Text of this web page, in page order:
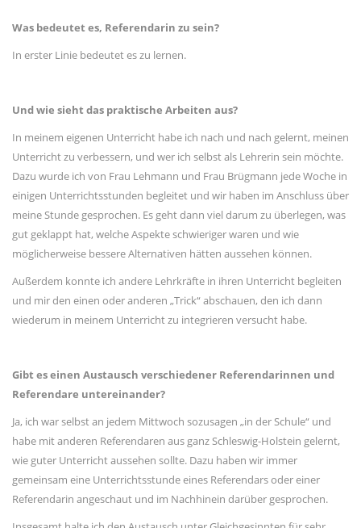
Was bedeutet es, Referendarin zu sein?
In erster Linie bedeutet es zu lernen.
Und wie sieht das praktische Arbeiten aus?
In meinem eigenen Unterricht habe ich nach und nach gelernt, meinen
Unterricht zu verbessern, und wer ich selbst als Lehrerin sein möchte.
Dazu wurde ich von Frau Lehmann und Frau Brügmann jede Woche in
einigen Unterrichtsstunden begleitet und wir haben im Anschluss über
meine Stunde gesprochen. Es geht dann viel darum zu überlegen, was
gut geklappt hat, welche Aspekte schwieriger waren und wie
möglicherweise bessere Alternativen hätten aussehen können.
Außerdem konnte ich andere Lehrkräfte in ihren Unterricht begleiten
und mir den einen oder anderen „Trick“ abschauen, den ich dann
wiederum in meinem Unterricht zu integrieren versucht habe.
Gibt es einen Austausch verschiedener Referendarinnen und
Referendare untereinander?
Ja, ich war selbst an jedem Mittwoch sozusagen „in der Schule“ und
habe mit anderen Referendaren aus ganz Schleswig-Holstein gelernt,
wie guter Unterricht aussehen sollte. Dazu haben wir immer
gemeinsam eine Unterrichtsstunde eines Referendars oder einer
Referendarin angeschaut und im Nachhinein darüber gesprochen.